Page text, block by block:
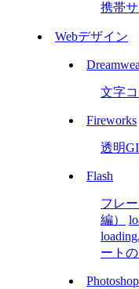
携帯
Webデザイン
文字
Fireworks
透明
Flash
フレ
編）
ート
Photoshop